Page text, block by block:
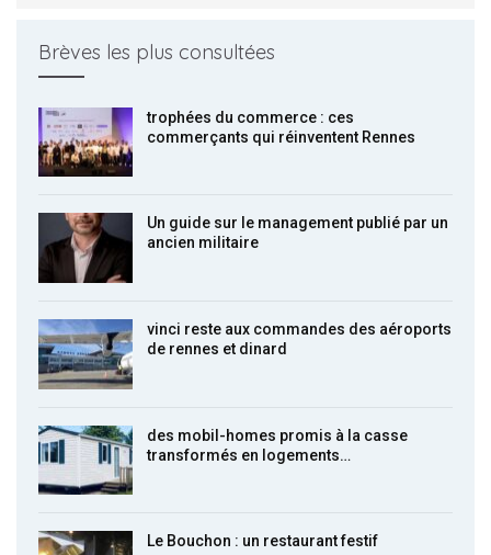
Brèves les plus consultées
trophées du commerce : ces
commerçants qui réinventent Rennes
Un guide sur le management publié par un
ancien militaire
vinci reste aux commandes des aéroports
de rennes et dinard
des mobil-homes promis à la casse
transformés en logements…
Le Bouchon : un restaurant festif